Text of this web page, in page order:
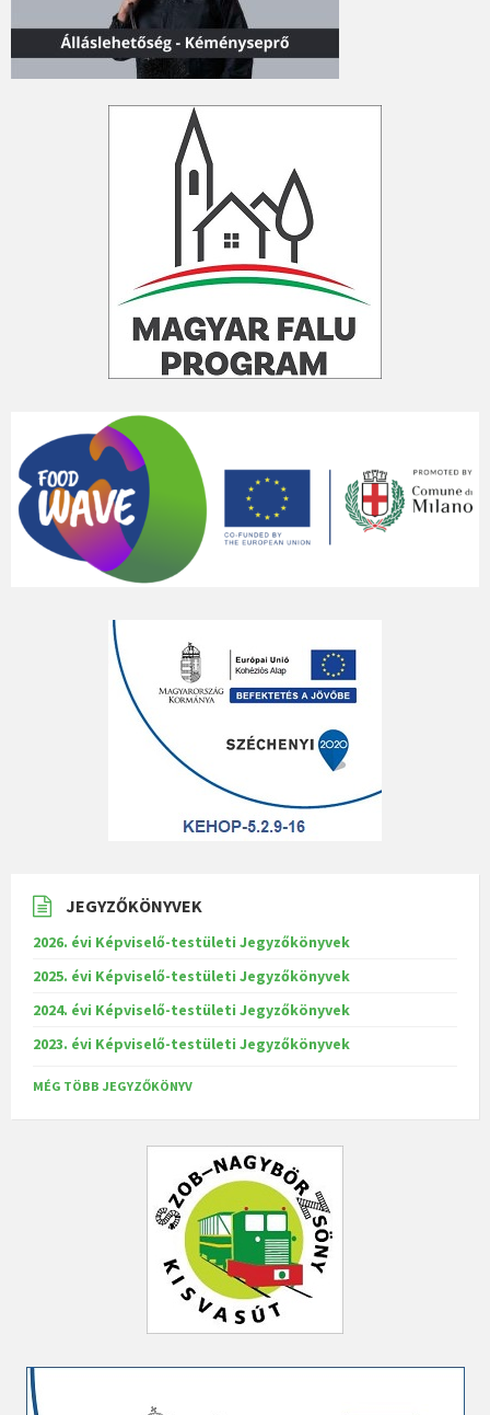
JEGYZŐKÖNYVEK
2026. évi Képviselő-testületi Jegyzőkönyvek
2025. évi Képviselő-testületi Jegyzőkönyvek
2024. évi Képviselő-testületi Jegyzőkönyvek
2023. évi Képviselő-testületi Jegyzőkönyvek
MÉG TÖBB JEGYZŐKÖNYV